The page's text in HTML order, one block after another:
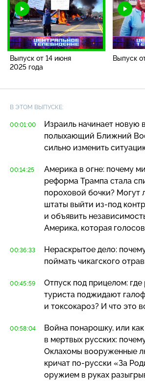
Выпуск от 14 июня
2025 года
Выпуск
В ЭТОМ ВЫПУСКЕ:
00:01:00
Израиль начинает новую
полыхающий Ближний
сильно изменить
00:14:25
Америка в огне: почему
реформа Трампа стала
пороховой бочки? Могут
штаты выйти из-под
и объявить
Америка, которая
00:36:33
Нераскрытое дело:
поймать чикагского
00:45:59
Отпуск под прицелом: где
туриста поджидают
и токсокароз? И что это
00:58:04
Война понарошку, или
в мертвых русских:
Оклахомы вооруженные
кричат по-русски «За
оружием в руках